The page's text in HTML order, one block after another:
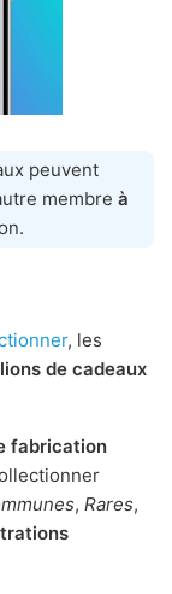
peuvent
membre à
, les
de cadeaux
fabrication
, Rares,